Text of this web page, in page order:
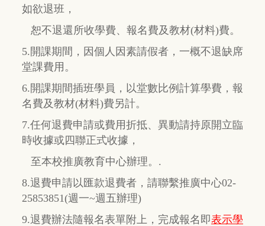
如欲退班，
恕不退還所收學費、報名費及教材(材料)費。
5.開課期間，因個人因素請假者，一概不退缺席
堂課費用。
6.開課期間插班學員，以堂數比例計算學費，報
名費及教材(材料)費另計。
7.任何退費申請或費用折抵、異動請持原開立臨
時收據或四聯正式收據，
至本校推廣教育中心辦理。.
8.退費申請以匯款退費者，請聯繫推廣中心02-
25853851(週一~週五辦理)
9.退費辦法隨報名表單附上，完成報名即表示學